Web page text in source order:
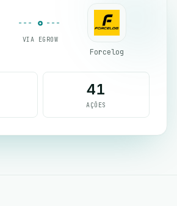
VIA EGROW
Forcelog
41
AÇÕES